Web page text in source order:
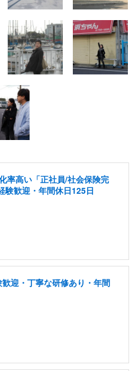
率高い「正社員/社会保険完
験歓迎・年間休日125日
迎・丁寧な研修あり・年間